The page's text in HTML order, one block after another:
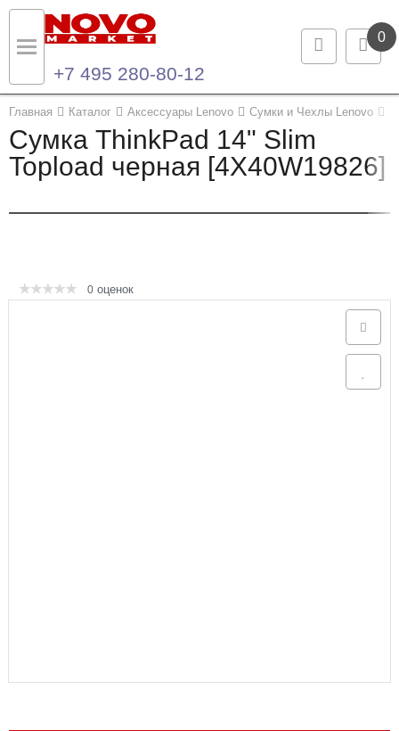
0
+7 495 280-80-12
Главная Каталог Аксессуары Lenovo Сумки и Чехлы Lenovo
Сумка ThinkPad 14" Slim
Topload черная [4X40W19826]
0 оценок
Назад
Каталог продукции
Назад
Контакты